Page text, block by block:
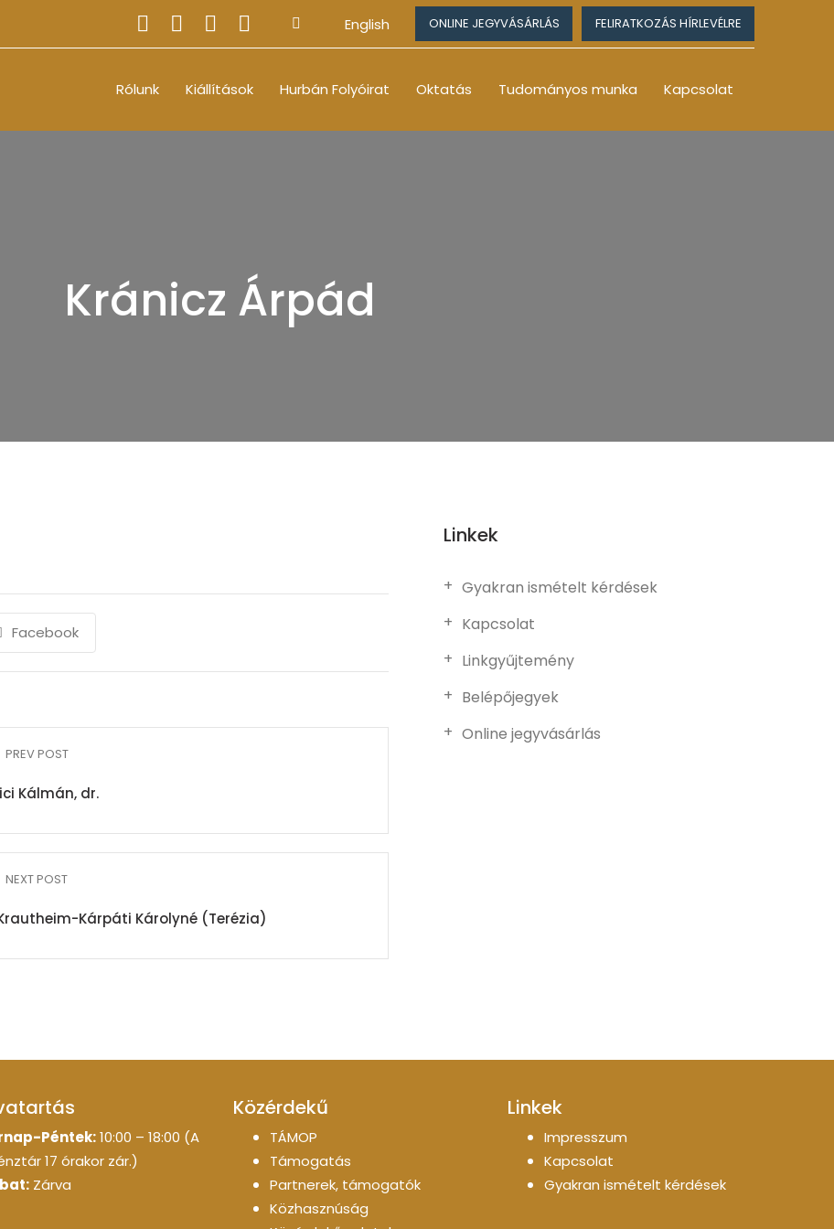
English ONLINE JEGYVÁSÁRLÁS FELIRATKOZÁS HÍRLEVÉLRE
Rólunk Kiállítások Hurbán Folyóirat Oktatás Tudományos munka Kapcsolat
Kránicz Árpád
Facebook
PREV POST
Kálmán, dr.
NEXT POST
Kárpáti Károlyné (Terézia)
Linkek
Gyakran ismételt kérdések
Kapcsolat
Linkgyűjtemény
Belépőjegyek
Online jegyvásárlás
Péntek:10:00 – 18:00 (A
17 órakor zár.)
Zárva
Közérdekű
TÁMOP
Támogatás
Partnerek, támogatók
Közhasznúság
Linkek
Impresszum
Kapcsolat
Gyakran ismételt kérdések